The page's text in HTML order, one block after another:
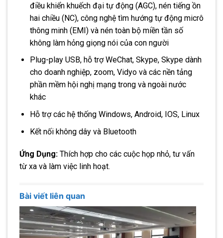
điều khiển khuếch đại tự động (AGC), nén tiếng ồn
hai chiều (NC), công nghệ tìm hướng tự động micrô
thông minh (EMI) và nén toàn bộ miền tần số
không làm hỏng giọng nói của con người
Plug-play USB, hỗ trợ WeChat, Skype, Skype dành
cho doanh nghiệp, zoom, Vidyo và các nền tảng
phần mềm hội nghị mạng trong và ngoài nước
khác
Hỗ trợ các hệ thống Windows, Android, IOS, Linux
Kết nối không dây và Bluetooth
Ứng Dụng: Thích hợp cho các cuộc họp nhỏ, tư vấn
từ xa và làm việc linh hoạt.
Bài viết liên quan